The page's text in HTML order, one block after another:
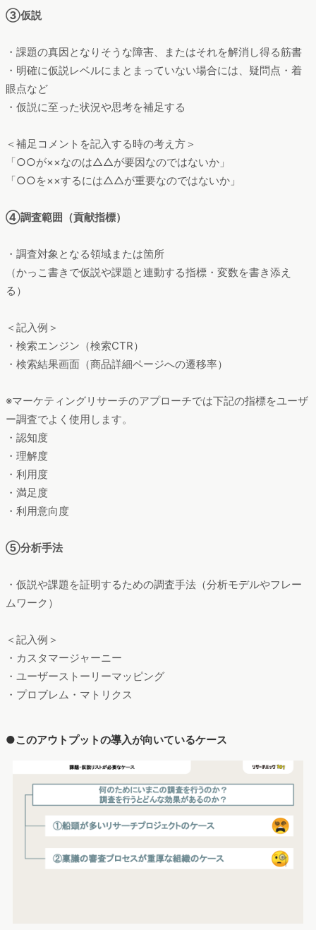
③仮説
・課題の真因となりそうな障害、またはそれを解消し得る筋書
・明確に仮説レベルにまとまっていない場合には、疑問点・着
眼点など
・仮説に至った状況や思考を補足する
＜補足コメントを記入する時の考え方＞
「○○が××なのは△△が要因なのではないか」
「○○を××するには△△が重要なのではないか」
④調査範囲（貢献指標）
・調査対象となる領域または箇所
（かっこ書きで仮説や課題と連動する指標・変数を書き添え
る）
＜記入例＞
・検索エンジン（検索CTR）
・検索結果画面（商品詳細ページへの遷移率）
※マーケティングリサーチのアプローチでは下記の指標をユーザ
ー調査でよく使用します。
・認知度
・理解度
・利用度
・満足度
・利用意向度
⑤分析手法
・仮説や課題を証明するための調査手法（分析モデルやフレー
ムワーク）
＜記入例＞
・カスタマージャーニー
・ユーザーストーリーマッピング
・プロブレム・マトリクス
●このアウトプットの導入が向いているケース